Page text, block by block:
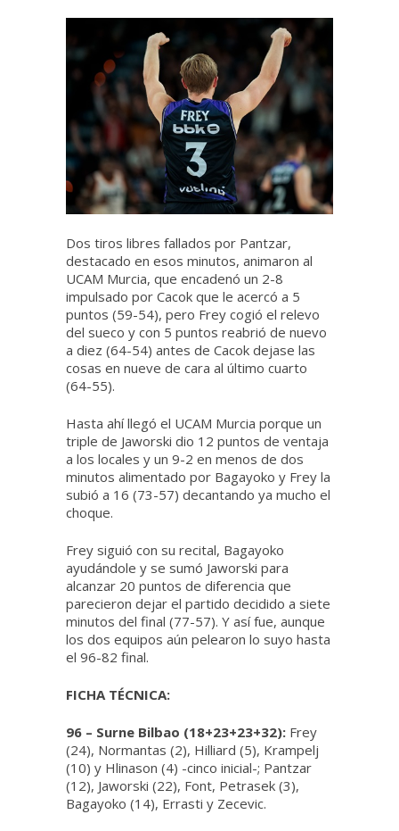
Dos tiros libres fallados por Pantzar,
destacado en esos minutos, animaron al
UCAM Murcia, que encadenó un 2-8
impulsado por Cacok que le acercó a 5
puntos (59-54), pero Frey cogió el relevo
del sueco y con 5 puntos reabrió de nuevo
a diez (64-54) antes de Cacok dejase las
cosas en nueve de cara al último cuarto
(64-55).
Hasta ahí llegó el UCAM Murcia porque un
triple de Jaworski dio 12 puntos de ventaja
a los locales y un 9-2 en menos de dos
minutos alimentado por Bagayoko y Frey la
subió a 16 (73-57) decantando ya mucho el
choque.
Frey siguió con su recital, Bagayoko
ayudándole y se sumó Jaworski para
alcanzar 20 puntos de diferencia que
parecieron dejar el partido decidido a siete
minutos del final (77-57). Y así fue, aunque
los dos equipos aún pelearon lo suyo hasta
el 96-82 final.
FICHA TÉCNICA:
96 – Surne Bilbao (18+23+23+32): Frey
(24), Normantas (2), Hilliard (5), Krampelj
(10) y Hlinason (4) -cinco inicial-; Pantzar
(12), Jaworski (22), Font, Petrasek (3),
Bagayoko (14), Errasti y Zecevic.